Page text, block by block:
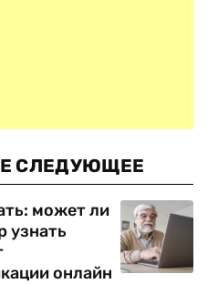
СЛЕДУЮЩЕЕ
может ли
узнать
онлайн